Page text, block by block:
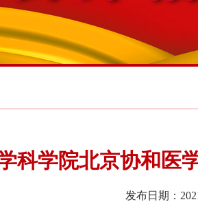
科学院北京协和医
发布日期：